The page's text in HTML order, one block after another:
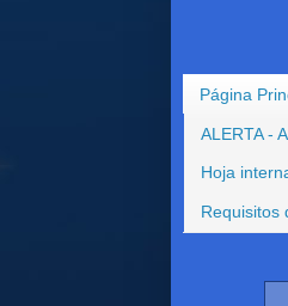
Página
ALERTA -
Hoja
Requisitos